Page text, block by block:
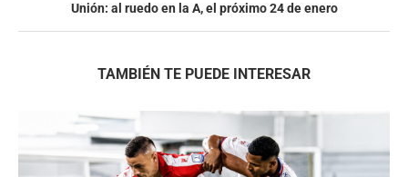
Unión: al ruedo en la A, el próximo 24 de enero
TAMBIÉN TE PUEDE INTERESAR